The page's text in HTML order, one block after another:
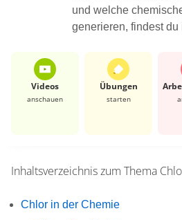
und welche
generieren, findest
Videos
anschauen
Übungen
starten
Inhaltsverzeichnis zum Thema
Chlor in der Chemie